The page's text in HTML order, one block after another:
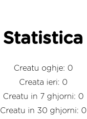
Statistica
Creatu oghje: 0
Creata ieri: 0
Creatu in 7 ghjorni: 0
Creatu in 30 ghjorni: 0